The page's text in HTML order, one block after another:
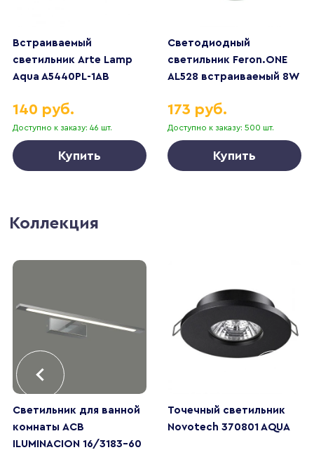
Встраиваемый
светильник Arte Lamp
Aqua A5440PL-1AB
Доступно к заказу: 46 шт.
140 руб.
Купить
Светодиодный
светильник Feron.ONE
AL528 встраиваемый 8W
Доступно к заказу: 500 шт.
173 руб.
Купить
Коллекция
Светильник для ванной
комнаты ACB
ILUMINACION 16/3183-60
Точечный светильник
Novotech 370801 AQUA